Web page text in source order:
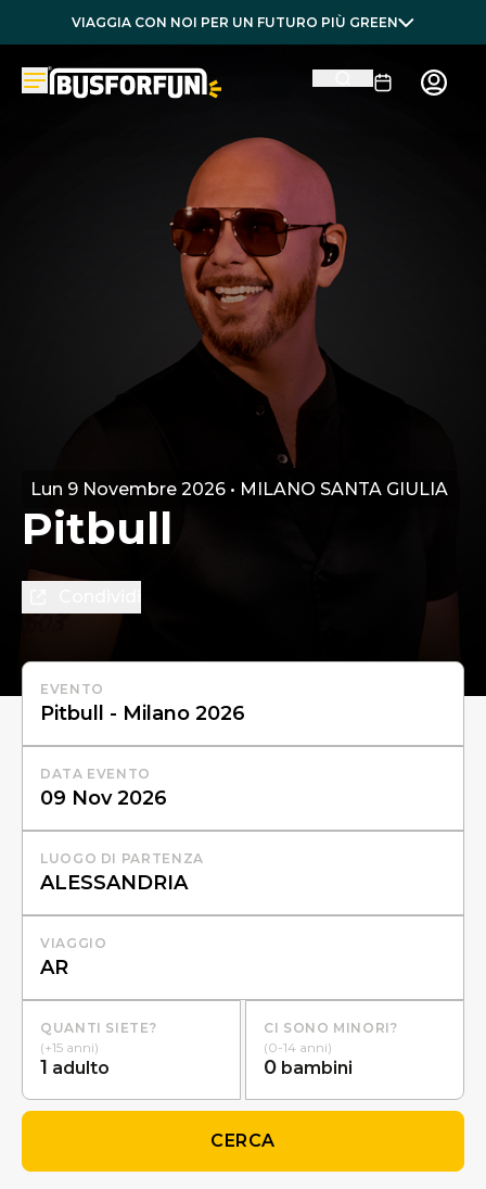
VIAGGIA CON NOI PER UN FUTURO PIÙ GREEN
Lun 9 Novembre 2026 • MILANO SANTA GIULIA
Pitbull
EVENTO
DATA EVENTO
LUOGO DI PARTENZA
VIAGGIO
QUANTI SIETE?
(+15 anni)
1 adulto
CI SONO MINORI?
(0-14 anni)
0 bambini
CERCA